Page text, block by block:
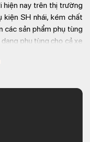
hiện nay trên thị trường
kiện SH nhái, kém chất
các sản phẩm phụ tùng
phụ tùng cho cả xe
hàng.
xe SH